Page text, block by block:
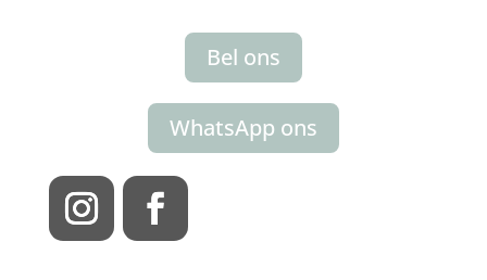
Bel ons
WhatsApp ons